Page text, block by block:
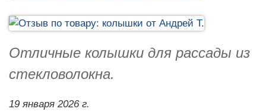
Отличные колышки для рассады из
стекловолокна.
19 января 2026 г.